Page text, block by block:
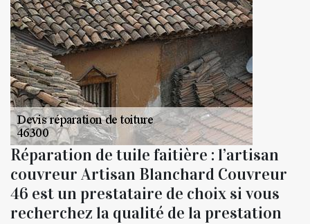
Réparation de tuile faitière : l’artisan
couvreur Artisan Blanchard Couvreur
46 est un prestataire de choix si vous
recherchez la qualité de la prestation